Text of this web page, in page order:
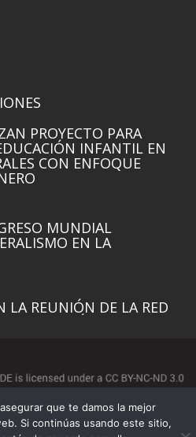
PROYECTO PARA
INFANTIL EN
CON ENFOQUE
MUNDIAL
EN LA
LA REUNIÓN DE LA RED
(UNGEI) Y PRESENTA
Y EDUCACIÓN”:
que te damos la mejor
Si continúas usando este sitio,